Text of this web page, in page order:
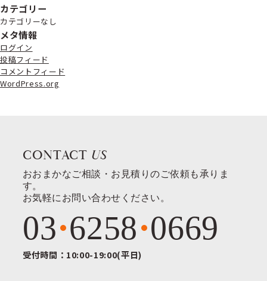
カテゴリー
カテゴリーなし
メタ情報
ログイン
投稿フィード
コメントフィード
WordPress.org
CONTACT US
おおまかなご相談・お見積りのご依頼も承りま
す。
お気軽にお問い合わせください。
03 6258 0669
受付時間：10:00-19:00(平日)